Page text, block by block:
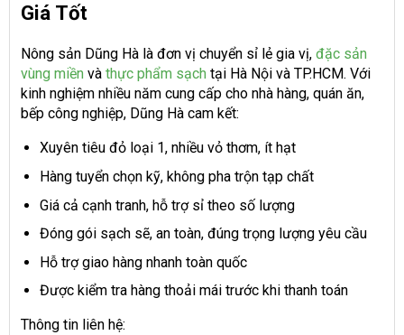
Giá Tốt
Nông sản Dũng Hà là đơn vị chuyển sỉ lẻ gia vị, đặc sản
vùng miền và thực phẩm sạch tại Hà Nội và TP.HCM. Với
kinh nghiệm nhiều năm cung cấp cho nhà hàng, quán ăn,
bếp công nghiệp, Dũng Hà cam kết:
Xuyên tiêu đỏ loại 1, nhiều vỏ thơm, ít hạt
Hàng tuyển chọn kỹ, không pha trộn tạp chất
Giá cả cạnh tranh, hỗ trợ sỉ theo số lượng
Đóng gói sạch sẽ, an toàn, đúng trọng lượng yêu cầu
Hỗ trợ giao hàng nhanh toàn quốc
Được kiểm tra hàng thoải mái trước khi thanh toán
Thông tin liên hệ: